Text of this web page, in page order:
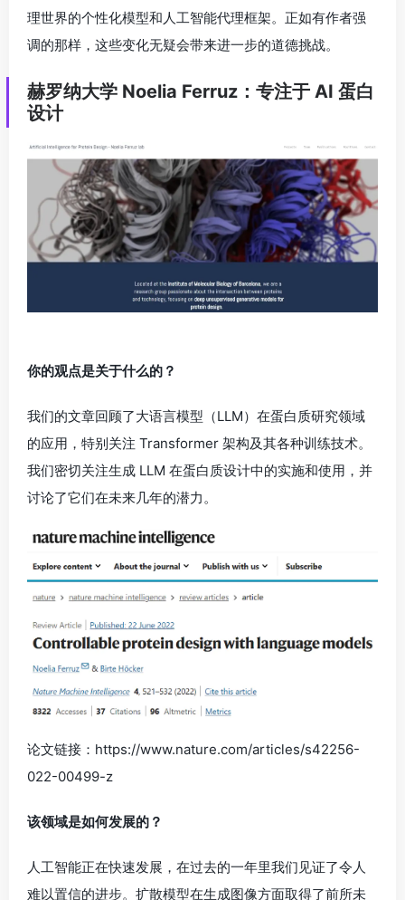
理世界的个性化模型和人工智能代理框架。正如有作者强
调的那样，这些变化无疑会带来进一步的道德挑战。
赫罗纳大学 Noelia Ferruz：专注于 AI 蛋白
设计
你的观点是关于什么的？
我们的文章回顾了大语言模型（LLM）在蛋白质研究领域
的应用，特别关注 Transformer 架构及其各种训练技术。
我们密切关注生成 LLM 在蛋白质设计中的实施和使用，并
讨论了它们在未来几年的潜力。
论文链接：https://www.nature.com/articles/s42256-
022-00499-z
该领域是如何发展的？
人工智能正在快速发展，在过去的一年里我们见证了令人
难以置信的进步。扩散模型在生成图像方面取得了前所未